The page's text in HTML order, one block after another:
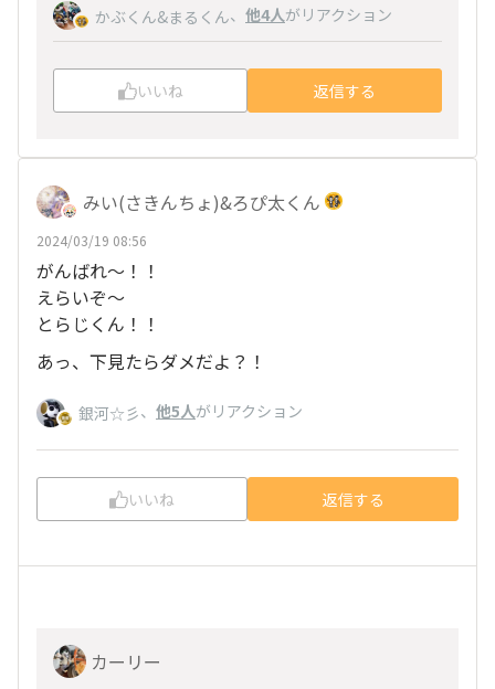
かぶくん&まるくん、 他4人がリアクション
いいね 返信する
みい(さきんちょ)&ろぴ太くん
2024/03/19 08:56
がんばれ〜！！
えらいぞ〜
とらじくん！！
あっ、下見たらダメだよ？！
銀河☆彡、 他5人がリアクション
いいね 返信する
カーリー